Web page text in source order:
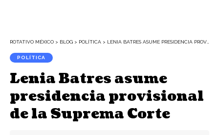
ROTATIVO MÉXICO > BLOG > POLÍTICA > LENIA BATRES ASUME PRESIDENCIA PROVISIONAL DE LA SUPREMA CORTE
POLÍTICA
Lenia Batres asume
presidencia provisional
de la Suprema Corte